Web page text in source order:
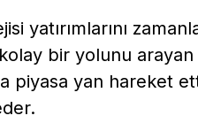
yatırımlarını
bir yolunu
piyasa yan hareket